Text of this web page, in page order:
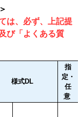
は、必ず、上記提
び「よくある質
様式DL
指
定・
任
意